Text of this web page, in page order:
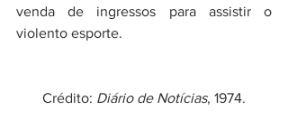
venda de ingressos para assistir o
violento esporte.
Crédito: Diário de Notícias, 1974.